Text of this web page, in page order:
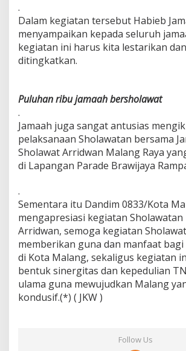
P
u
l
R
u
M
a
j
s
A
r
r
i
d
w
a
n
.
Dalam kegiatan tersebut Habieb
menyampaikan kepada seluruh
kegiatan ini harus kita lestarikan
ditingkatkan.
Puluhan ribu jamaah bersholawat
.
Jamaah juga sangat antusias
pelaksanaan Sholawatan bersama
Sholawat Arridwan Malang Raya
di Lapangan Parade Brawijaya
.
Sementara itu Dandim 0833/Kota
mengapresiasi kegiatan Sholawatan
Arridwan, semoga kegiatan
memberikan guna dan manfaat
di Kota Malang, sekaligus kegiatan
bentuk sinergitas dan kepedulian
ulama guna mewujudkan Malang
kondusif.(*) ( JKW )
Follow Us